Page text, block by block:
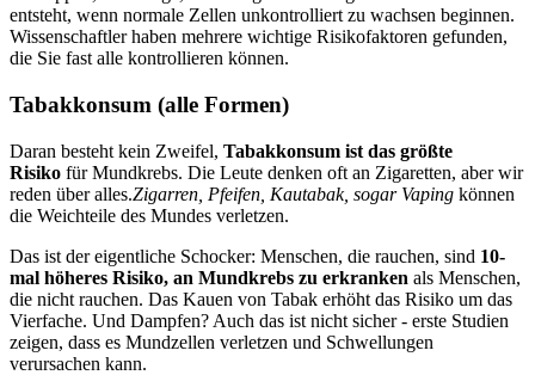
entsteht, wenn normale Zellen unkontrolliert zu wachsen beginnen.
Wissenschaftler haben mehrere wichtige Risikofaktoren gefunden,
die Sie fast alle kontrollieren können.
Tabakkonsum (alle Formen)
Daran besteht kein Zweifel, Tabakkonsum ist das größte
Risiko für Mundkrebs. Die Leute denken oft an Zigaretten, aber wir
reden über alles.Zigarren, Pfeifen, Kautabak, sogar Vaping können
die Weichteile des Mundes verletzen.
Das ist der eigentliche Schocker: Menschen, die rauchen, sind 10-
mal höheres Risiko, an Mundkrebs zu erkranken als Menschen,
die nicht rauchen. Das Kauen von Tabak erhöht das Risiko um das
Vierfache. Und Dampfen? Auch das ist nicht sicher - erste Studien
zeigen, dass es Mundzellen verletzen und Schwellungen
verursachen kann.